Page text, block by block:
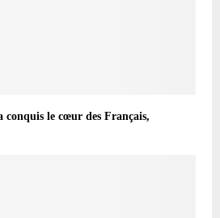
le cœur des Français,